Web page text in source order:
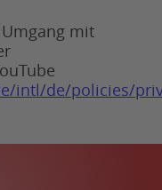
mit
intl/de/policies/